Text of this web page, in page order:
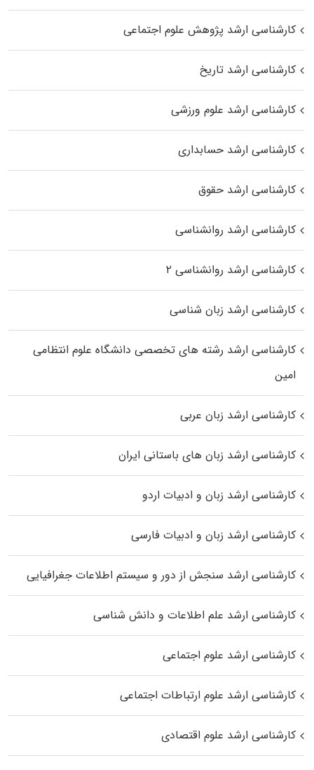
کارشناسی ارشد پژوهش علوم اجتماعی
کارشناسی ارشد تاریخ
کارشناسی ارشد علوم ورزشی
کارشناسی ارشد حسابداری
کارشناسی ارشد حقوق
کارشناسی ارشد روانشناسی
کارشناسی ارشد روانشناسی ۲
کارشناسی ارشد زبان شناسی
کارشناسی ارشد رﺷﺘﻪ ﻫﺎی تخصصی داﻧﺸﮕﺎه ﻋﻠﻮم انتظامی
اﻣﻴﻦ
کارشناسی ارشد زبان عربی
کارشناسی ارشد زبان‌ های باستانی ایران
کارشناسی ارشد زبان و ادبیات اردو
کارشناسی ارشد زبان و ادبیات فارسی
کارشناسی ارشد سنجش از دور و سیستم اطلاعات جغرافیایی
کارشناسی ارشد علم اطلاعات و دانش شناسی
کارشناسی ارشد علوم اجتماعی
کارشناسی ارشد علوم ارتباطات اجتماعی
کارشناسی ارشد علوم اقتصادی